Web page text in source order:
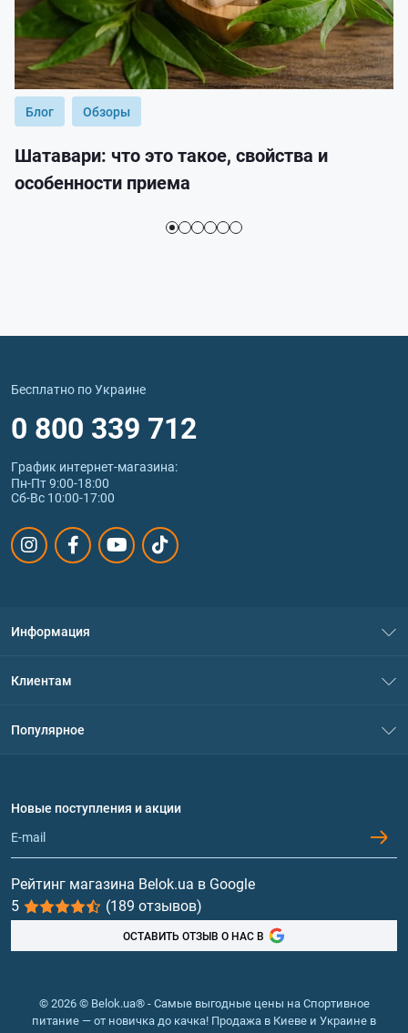
Блог Обзоры
Шатавари: что это такое, свойства и
особенности приема
Бесплатно по Украине
0 800 339 712
График интернет‑магазина:
Пн-Пт 9:00-18:00
Сб-Вс 10:00-17:00
Информация
Политика конфиденциальности
Обмен и возврат
Клиентам
Популярное
Протеин
Гейнеры
Витамины и минералы
Рыбий жир, жирные кислоты
Новые поступления и акции
Рейтинг магазина Belok.ua в Google
5
(189 отзывов)
ОСТАВИТЬ ОТЗЫВ О НАС В
© 2026 © Belok.ua® - Самые выгодные цены на Спортивное
питание — от новичка до качка! Продажа в Киеве и Украине в